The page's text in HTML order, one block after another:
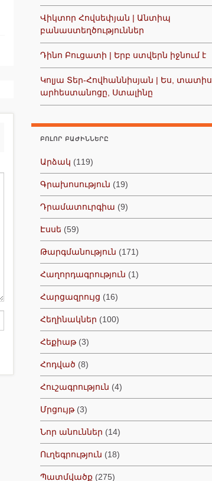
Վիկտոր Հովսեփյան | Անտիպ
բանաստեղծություններ
Դինո Բուցատի | Երբ ստվերն իջնում է
Կոլյա Տեր-Հովհաննիսյան | Ես, տատիս
արհեստանոցը, Ստալինը
ԲՈԼՈՐ ԲԱԺԻՆՆԵՐԸ
Արձակ (119)
Գրախոսություն (19)
Դրամատուրգիա (9)
Էսսե (59)
Թարգմանություն (171)
Հաղորդագրություն (1)
Հարցազրույց (16)
Հեղինակներ (100)
Հեքիաթ(3)
Հոդված (8)
Հուշագրություն (4)
Մրցույթ(3)
Նոր անուններ (14)
Ուղեգրություն (18)
Պատմվածք (275)